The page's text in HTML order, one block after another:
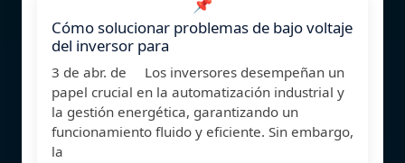
Cómo solucionar problemas de bajo voltaje
del inversor para
3 de abr. de Los inversores desempeñan un
papel crucial en la automatización industrial y
la gestión energética, garantizando un
funcionamiento fluido y eficiente. Sin embargo,
la